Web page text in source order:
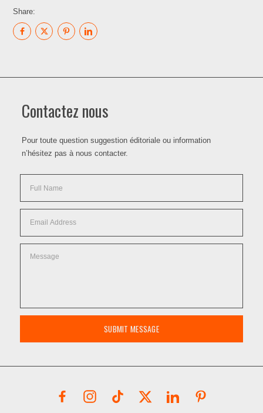
Share:
Contactez nous
Pour toute question suggestion éditoriale ou information
n’hésitez pas à nous contacter.
SUBMIT MESSAGE